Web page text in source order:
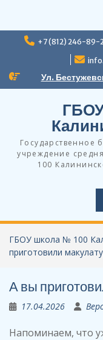
Перейти
+7 (812) 246-89-
Ул.
Государственное
учреждение
100
ГБОУ школа № 100
приготовили
А вы
17.04.2026
Напоминаем, что